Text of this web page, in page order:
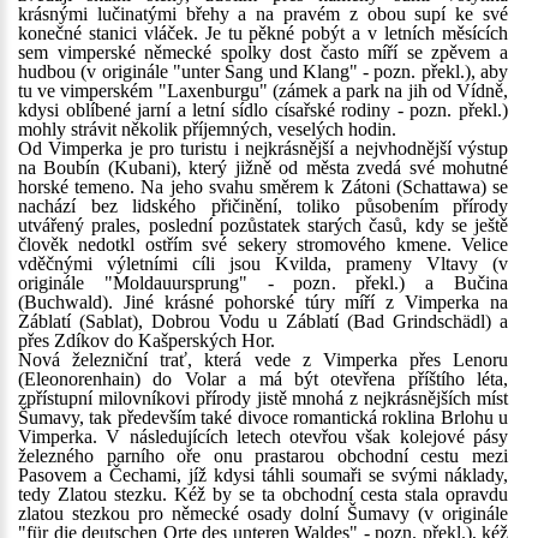
krásnými lučinatými břehy a na pravém z obou supí ke své
konečné stanici vláček. Je tu pěkné pobýt a v letních měsících
sem vimperské německé spolky dost často míří se zpěvem a
hudbou (v originále "unter Sang und Klang" - pozn. překl.), aby
tu ve vimperském "Laxenburgu" (zámek a park na jih od Vídně,
kdysi oblíbené jarní a letní sídlo císařské rodiny - pozn. překl.)
mohly strávit několik příjemných, veselých hodin.
Od Vimperka je pro turistu i nejkrásnější a nejvhodnější výstup
na Boubín (Kubani), který jižně od města zvedá své mohutné
horské temeno. Na jeho svahu směrem k Zátoni (Schattawa) se
nachází bez lidského přičinění, toliko působením přírody
utvářený prales, poslední pozůstatek starých časů, kdy se ještě
člověk nedotkl ostřím své sekery stromového kmene. Velice
vděčnými výletními cíli jsou Kvilda, prameny Vltavy (v
originále "Moldauursprung" - pozn. překl.) a Bučina
(Buchwald). Jiné krásné pohorské túry míří z Vimperka na
Záblatí (Sablat), Dobrou Vodu u Záblatí (Bad Grindschädl) a
přes Zdíkov do Kašperských Hor.
Nová železniční trať, která vede z Vimperka přes Lenoru
(Eleonorenhain) do Volar a má být otevřena příštího léta,
zpřístupní milovníkovi přírody jistě mnohá z nejkrásnějších míst
Šumavy, tak především také divoce romantická roklina Brlohu u
Vimperka. V následujících letech otevřou však kolejové pásy
železného parního oře onu prastarou obchodní cestu mezi
Pasovem a Čechami, jíž kdysi táhli soumaři se svými náklady,
tedy Zlatou stezku. Kéž by se ta obchodní cesta stala opravdu
zlatou stezkou pro německé osady dolní Šumavy (v originále
"für die deutschen Orte des unteren Waldes" - pozn. překl.), kéž